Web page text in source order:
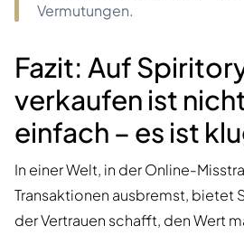
Vermutungen.
Fazit: Auf
verkaufen ist
einfach – es ist
In einer Welt, in der Online-
Transaktionen ausbremst, bietet
der Vertrauen schafft, den Wert